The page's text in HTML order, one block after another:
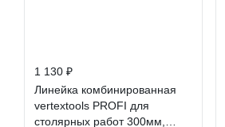
1 130 ₽
Линейка комбинированная
vertextools PROFI для
столярных работ 300мм,